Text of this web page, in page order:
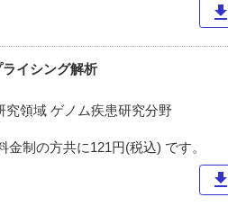
download
イシング解析
究領域 ゲノム疾患研究分野
制の方共に121円(税込) です。
download